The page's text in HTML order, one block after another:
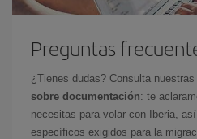
Preguntas
¿Tienes dudas? Consulta nuestras
sobre documentación: te
necesitas para volar con Iberia,
específicos exigidos para la